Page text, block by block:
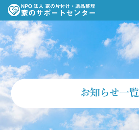
お知らせ一覧